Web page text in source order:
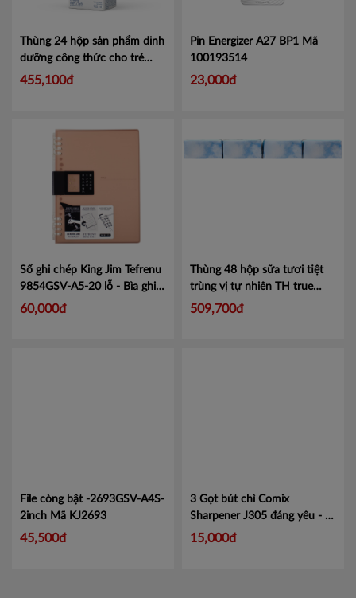
Thùng 24 hộp sản phẩm dinh
dưỡng công thức cho trẻ
trên 2 tuổi TH true Formula
455,100đ
Pin Energizer A27 BP1 Mã
100193514
23,000đ
Sổ ghi chép King Jim Tefrenu
9854GSV-A5-20 lỗ - Bìa ghi
chép có thể thay thế giấy.
60,000đ
Thùng 48 hộp sữa tươi tiệt
trùng vị tự nhiên TH true
MILK HILO 180ml - Hàng
509,700đ
File còng bật -2693GSV-A4S-
2inch Mã KJ2693
45,500đ
3 Gọt bút chì Comix
Sharpener J305 đáng yêu - 1
vỉMã CMJ305
15,000đ